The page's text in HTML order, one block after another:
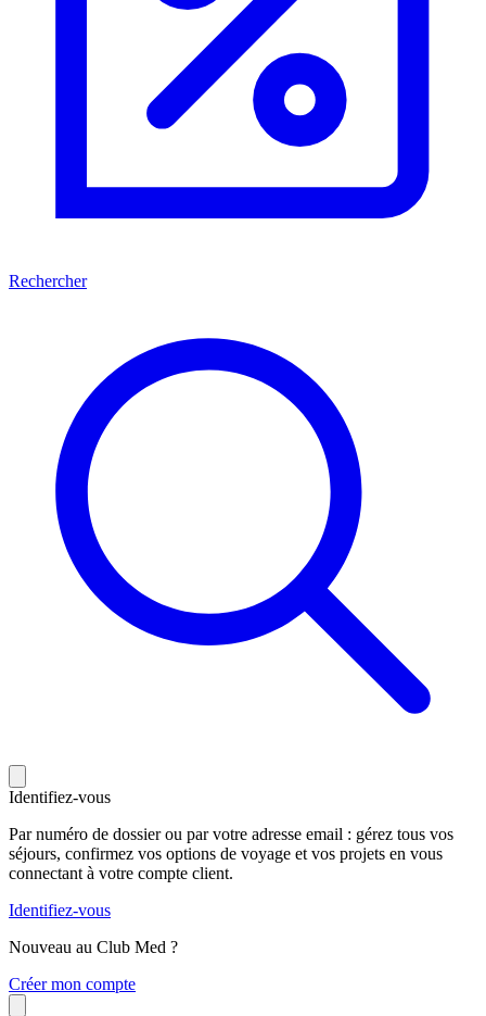
Rechercher
Identifiez-vous
Par numéro de dossier ou par votre adresse email : gérez tous vos
séjours, confirmez vos options de voyage et vos projets en vous
connectant à votre compte client.
Identifiez-vous
Nouveau au Club Med ?
Créer mon compte